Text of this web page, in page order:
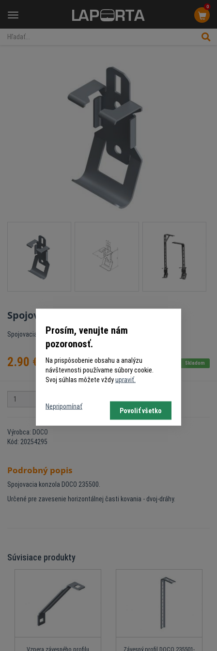
Menu
0
Spojovacia konzola DOCO 235500
Spojovacia konzola DOCO
2.90 € s DPH Skladom
Výrobca: DOCO
Kód: 20254295
Podrobný popis
Spojovacia konzola DOCO 235500.
Určené pre zavesenie horizontálnej časti kovania - dvoj-dráhy.
Súvisiace produkty
Vzpera závesného profilu Závesný profil DOCO 235501-
Prosím, venujte nám
pozoronosť.
Na prispôsobenie obsahu a analýzu
návštevnosti používame súbory cookie.
Svoj súhlas môžete vždyupraviť.
Nepripomínať
Povoliť všetko